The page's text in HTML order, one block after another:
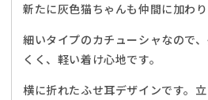
フ
リ
ー
イ
フ
リ
ー
イ
新たに灰色猫ちゃんも仲間に加わり
細いタイプのカチューシャなので
くく、軽い着け心地です。
横に折れたふせ耳デザインです。